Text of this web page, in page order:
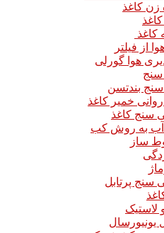
زن کاغذ
کاغذ
از فیلتر
هوا گورلی
سنج
بندتسن
خمیر کاغذ
سنج کاغذ
آب به روش کب
ساز
سنج پرتابل
لاستیک
یونیورسال